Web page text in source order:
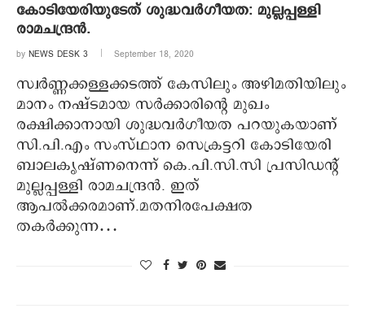
കോടിയേരിയുടേത് ശുദ്ധവര്‍ഗീയത: മുല്ലപ്പള്ളി
രാമചന്ദ്രന്‍.
by NEWS DESK 3 September 18, 2020
സ്വര്‍ണ്ണക്കള്ളക്കടത്ത് കേസിലും അഴിമതിയിലും
മാനം നഷ്ടമായ സര്‍ക്കാരിന്റെ മുഖം
രക്ഷിക്കാനായി ശുദ്ധവര്‍ഗീയത പറയുകയാണ്
സി.പി.എം സംസ്ഥാന സെക്രട്ടറി കോടിയേരി
ബാലകൃഷ്ണനെന്ന് കെ.പി.സി.സി പ്രസിഡന്റ്
മുല്ലപ്പള്ളി രാമചന്ദ്രന്‍. ഇത്
ആപല്‍ക്കരമാണ്.മതനിരപേക്ഷത
തകര്‍ക്കുന്ന…